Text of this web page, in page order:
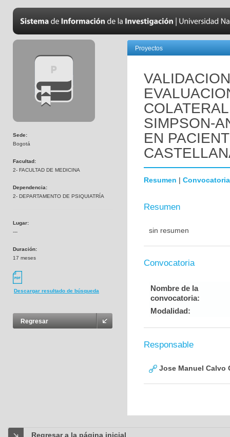
Sede:
Bogotá
Facultad:
2- FACULTAD DE MEDICINA
Dependencia:
2- DEPARTAMENTO DE PSIQUIATRÍA
Lugar:
---
Duración:
17 meses
Descargar resultado de búsqueda
Regresar
Proyectos
SIMPSON-
EN
Resumen | Convocatoria
Resumen
sin resumen
Convocatoria
Nombre de la
convocatoria:
Modalidad:
Responsable
Jose Manuel Calvo
Regresar a la página inicial